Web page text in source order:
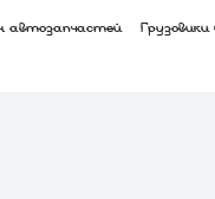
автозапчастей